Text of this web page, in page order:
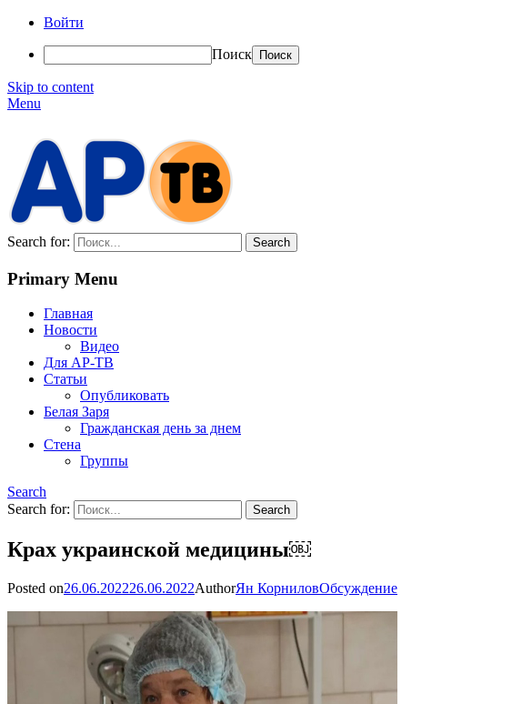
Войти
Поиск
Skip to content
Menu
Search for:
Primary Menu
Главная
Новости
Видео
Для АР-ТВ
Статьи
Опубликовать
Белая Заря
Гражданская день за днем
Стена
Группы
Search
Search for:
Крах украинской медицины￼
Posted on26.06.202226.06.2022AuthorЯн КорниловОбсуждение